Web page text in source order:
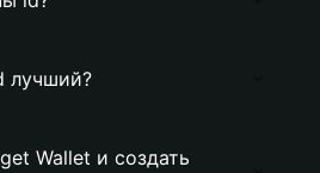
лучший?
Wallet и создать